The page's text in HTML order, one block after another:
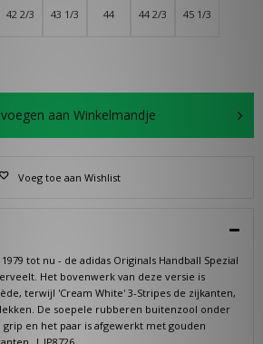
42 2/3 43 1/3 44 44 2/3 45 1/3
aan Winkelmandje
Voeg toe aan Wishlist
tot nu - de adidas Originals Handball Spezial
Het bovenwerk van deze versie is
terwijl 'Cream White' 3-Stripes de zijkanten,
De soepele rubberen buitenzool onder
en het paar is afgewerkt met gouden